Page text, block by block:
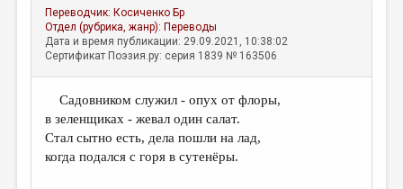
КОММЕНТАРИИ
ЛИТСАЛОН
ПРАВИЛА САЙТА
ОТДЕЛЫ И РУБРИКИ
Переводчик: Косиченко Бр
Отдел (рубрика, жанр): Переводы
Дата и время публикации: 29.09.2021, 10:38:02
Сертификат Поэзия.ру: серия 1839 № 163506
Садовником служил - опух от флоры,
в зеленщиках - жевал один салат.
Стал сытно есть, дела пошли на лад,
когда подался с горя в сутенёры.